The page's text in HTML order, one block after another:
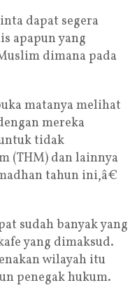
dapat segera
apapun yang
dimana pada
matanya melihat
mereka
tidak
(THM) dan lainnya
tahun ini,â€
sudah banyak yang
yang dimaksud.
wilayah itu
penegak hukum.